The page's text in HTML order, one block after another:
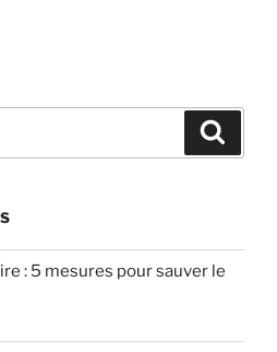
: 5 mesures pour sauver le